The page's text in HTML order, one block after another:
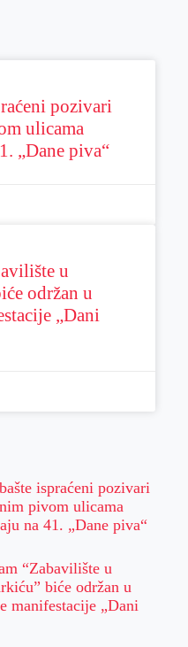
pozivari
ulicama
„Dane piva“
u
održan u
„Dani
ispraćeni pozivari
pivom ulicama
na 41. „Dane piva“
“Zabavilište u
biće održan u
manifestacije „Dani